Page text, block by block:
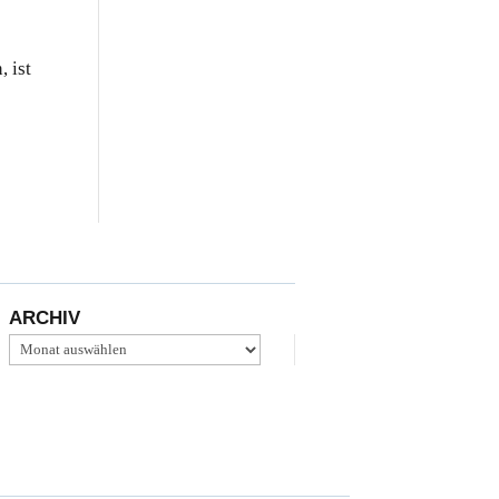
ist
ARCHIV